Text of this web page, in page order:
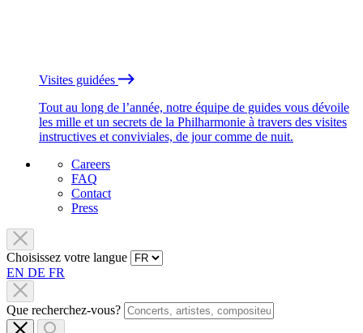
Visites guidées
Tout au long de l’année, notre équipe de guides vous dévoile
les mille et un secrets de la Philharmonie à travers des visites
instructives et conviviales, de jour comme de nuit.
Careers
FAQ
Contact
Press
Choisissez votre langue
EN DE FR
Que recherchez-vous?